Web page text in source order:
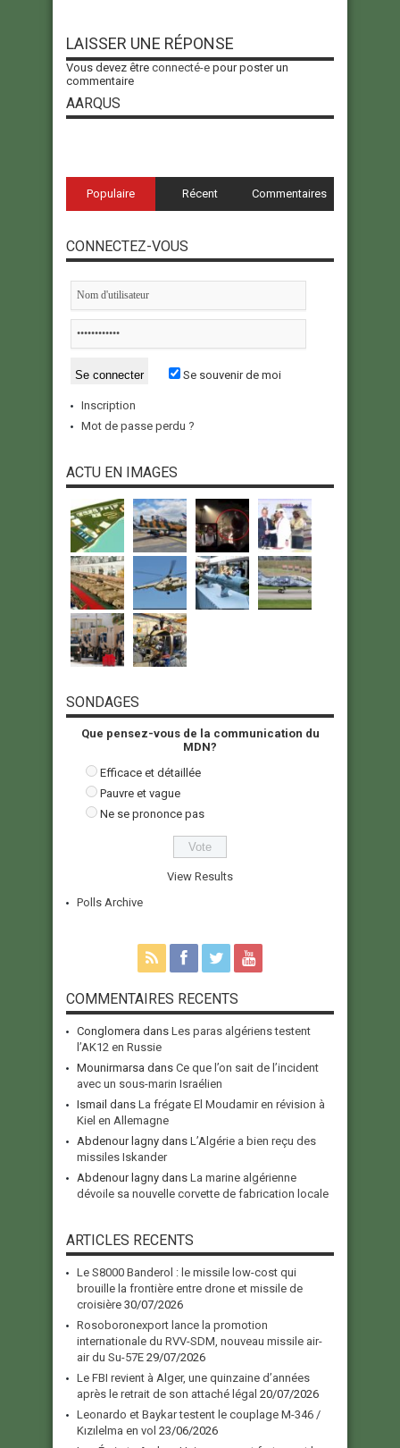
LAISSER UNE RÉPONSE
Vous devez être connecté-e pour poster un
commentaire
AARQUS
Populaire Récent Commentaires
CONNECTEZ-VOUS
Se souvenir de moi
Inscription
Mot de passe perdu ?
ACTU EN IMAGES
SONDAGES
Que pensez-vous de la communication du
MDN?
Efficace et détaillée
Pauvre et vague
Ne se prononce pas
View Results
Polls Archive
COMMENTAIRES RECENTS
Conglomera dans Les paras algériens testent
l’AK12 en Russie
Mounirmarsa dans Ce que l’on sait de l’incident
avec un sous-marin Israélien
Ismail dans La frégate El Moudamir en révision à
Kiel en Allemagne
Abdenour lagny dans L’Algérie a bien reçu des
missiles Iskander
Abdenour lagny dans La marine algérienne
dévoile sa nouvelle corvette de fabrication locale
ARTICLES RECENTS
Le S8000 Banderol : le missile low-cost qui
brouille la frontière entre drone et missile de
croisière 30/07/2026
Rosoboronexport lance la promotion
internationale du RVV-SDM, nouveau missile air-
air du Su-57E 29/07/2026
Le FBI revient à Alger, une quinzaine d’années
après le retrait de son attaché légal 20/07/2026
Leonardo et Baykar testent le couplage M-346 /
Kızılelma en vol 23/06/2026